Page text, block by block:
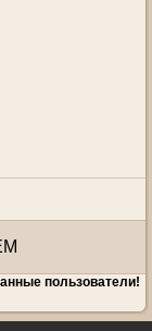
пользователи!